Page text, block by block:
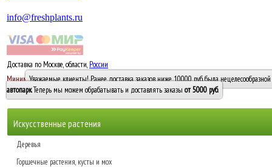
info@freshplants.ru
Доставка по Москве, области, России
Минимальный заказ -10 0005000 руб.
Уважаемые клиенты! Ранее доставка заказов ниже 10000 руб. была
автопарк. Теперь мы можем обрабатывать и доставлять заказы от 5000 руб.
Искусственные растения
Деревья
Бамбуки
Горшечные растения, кусты и мох